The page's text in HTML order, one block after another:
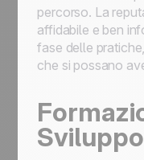
percorso. La
affidabile e ben
fase delle
che si possano